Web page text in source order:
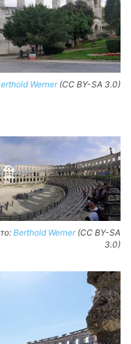
Werner(CC BY-SA 3.0)
Berthold Werner(CC BY-SA
3.0)